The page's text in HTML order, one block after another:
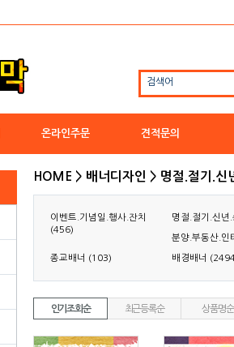
검색어
온라인주문 견적문의
HOME > 배너디자인 > 명절.절기.신
이벤트.기념일.행사.잔치
(456)
명절.절기.신
분양.부동산.인
종교배너 (103) 배경배너
인기조회순 최근등록순 상품명순